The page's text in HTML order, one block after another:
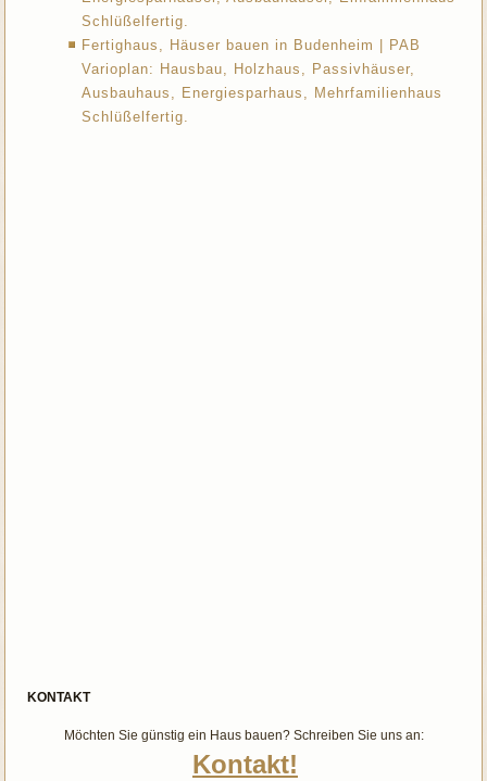
Schlüßelfertig.
Fertighaus, Häuser bauen in Budenheim | PAB
Varioplan: Hausbau, Holzhaus, Passivhäuser,
Ausbauhaus, Energiesparhaus, Mehrfamilienhaus
Schlüßelfertig.
KONTAKT
Möchten Sie günstig ein Haus bauen? Schreiben Sie uns an:
Kontakt!